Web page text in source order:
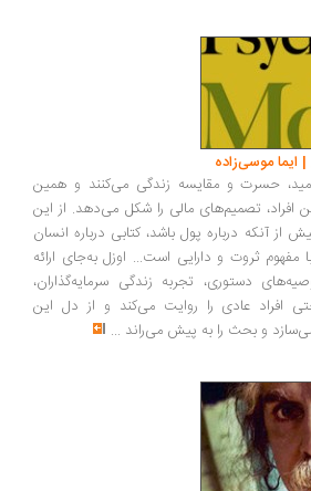
موسی‌زاده
حسرت و مقایسه زندگی می‌کنند و همین
افراد، تصمیم‌های مالی را شکل می‌دهد. از این
از آنکه درباره پول باشد، کتابی درباره انسان
مفهوم ثروت و دارایی است... اوزل به‌جای ارائه
دستوری، تجربه زندگی سرمایه‌گذاران،
حتی افراد عادی را روایت می‌کند و از دل این
و بحث را به پیش می‌راند ...